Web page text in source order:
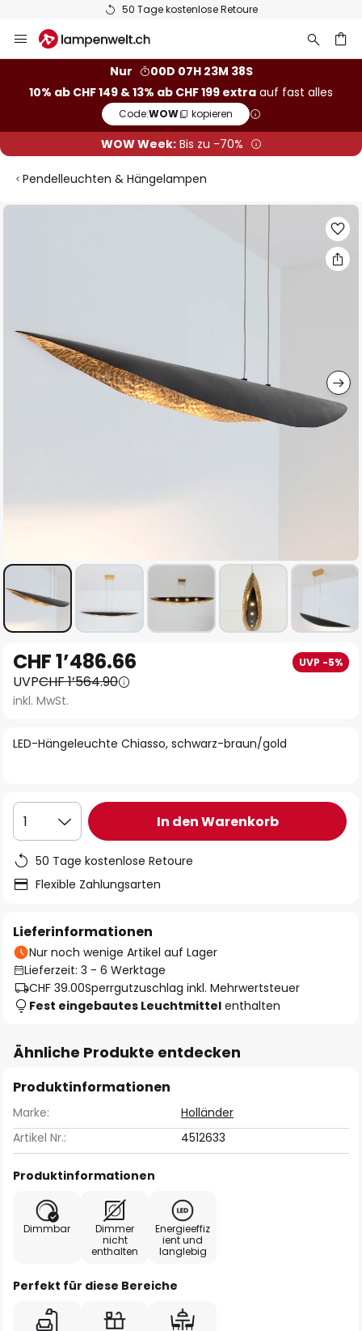
50 Tage kostenlose Retoure
Inhalt
Nur
00D 07H 23M 38S
10% ab CHF 149 & 13% ab CHF 199 extra auf fast alles
Code:WOW kopieren
WOW Week:Bis zu -70%
Pendelleuchten & Hängelampen
Zum
Anfang
der
Bildgalerie
LED-Hängeleuchte Chiasso, schwarz-braun/gold
CHF 1’486.66 UVP -5%
UVPCHF 1’564.90
inkl. MwSt.
1 In den Warenkorb
50 Tage kostenlose Retoure
Flexible Zahlungsarten
Lieferinformationen
Nur noch wenige Artikel auf Lager
Lieferzeit: 3 - 6 Werktage
CHF 39.00Sperrgutzuschlag inkl. Mehrwertsteuer
Fest eingebautes Leuchtmittel enthalten
Ähnliche Produkte entdecken
Produktinformationen
Marke:
Holländer
Artikel Nr.:
4512633
Produktinformationen
Dimmbar
Dimmer
nicht
enthalten
Energieeffiz
ient und
langlebig
Perfekt für diese Bereiche